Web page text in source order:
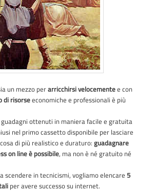
un mezzo perarricchirsi velocementee con
di risorseeconomiche e professionali è più
ottenuti in maniera facile e gratuita
nel primo cassetto disponibile per lasciare
di più realistico e duraturo:guadagnare
on line è possibile, ma non è né gratuito né
scendere in tecnicismi, vogliamo elencare5
per avere successo su internet.